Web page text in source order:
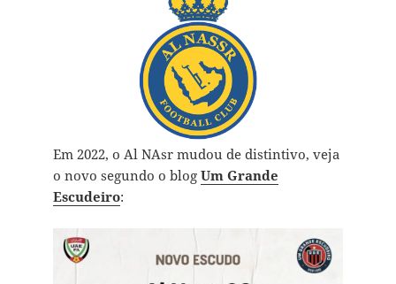
Em 2022, o Al NAsr mudou de distintivo, veja
o novo segundo o blog Um Grande
Escudeiro: